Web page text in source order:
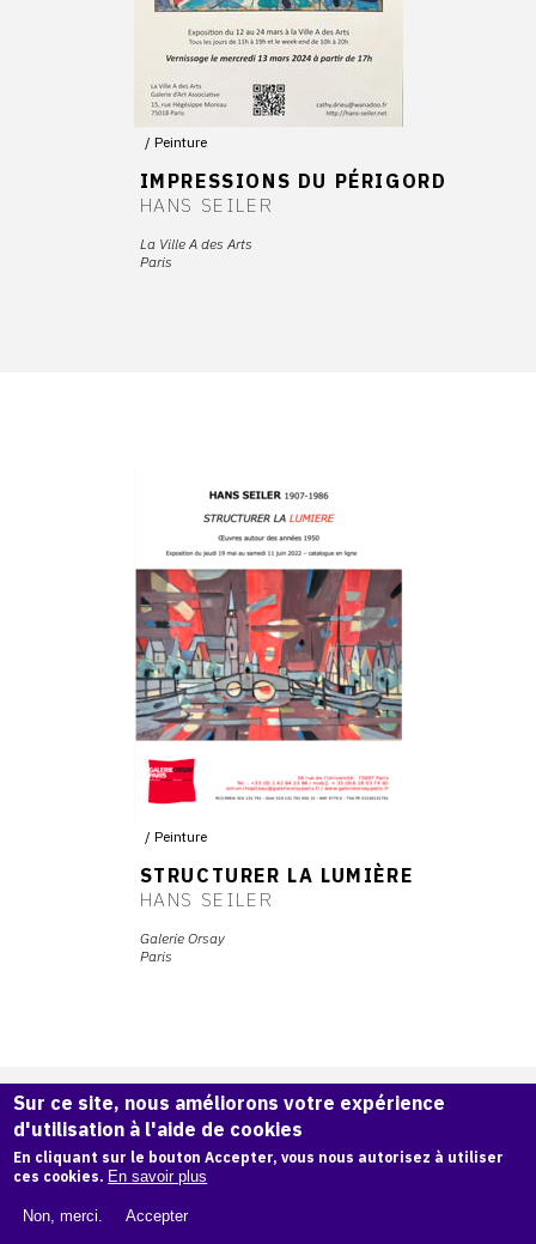
Peinture
IMPRESSIONS DU PÉRIGORD
HANS SEILER
La Ville A des Arts
Paris
Peinture
STRUCTURER LA LUMIÈRE
HANS SEILER
Galerie Orsay
Paris
Sur ce site, nous améliorons votre expérience
d'utilisation à l'aide de cookies
En cliquant sur le bouton Accepter, vous nous autorisez à utiliser
ces cookies. En savoir plus
Non, merci. Accepter